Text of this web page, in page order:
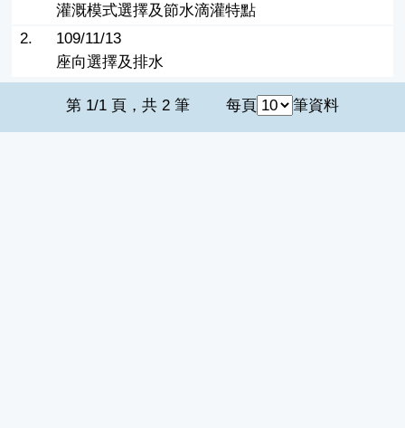
灌溉模式選擇及節水滴灌特點
2.
109/11/13
座向選擇及排水
第 1/1 頁，共 2 筆 每頁 筆資料